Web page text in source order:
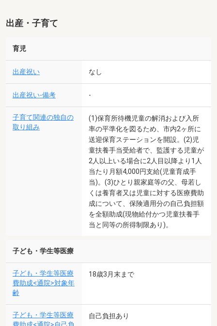
出産・子育て
育児
出産祝い なし
出産祝い-備考 -
子育て関連の独自の
取り組み
(1)保育所待機児童の解消および入所
率の平準化を図るため、市内2ヶ所に
送迎保育ステーションを開設。(2)児
童扶養手当受給者で、監護する児童が
2人以上いる場合に2人目以降より1人
当たり月額4,000円支給(児童育成手
当)。(3)ひとり親家庭等の父、母若し
くは養育者又は児童に対する医療費助
成について、保険適用分の自己負担額
を全額助成(現物給付かつ児童扶養手
当と同等の所得制限あり)。
子ども・学生等医療
子ども・学生等医療
費助成<通院>対象年
齢
18歳3月末まで
子ども・学生等医療
自己負担あり